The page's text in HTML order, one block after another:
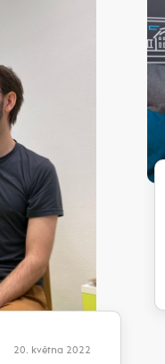
20. května 2022